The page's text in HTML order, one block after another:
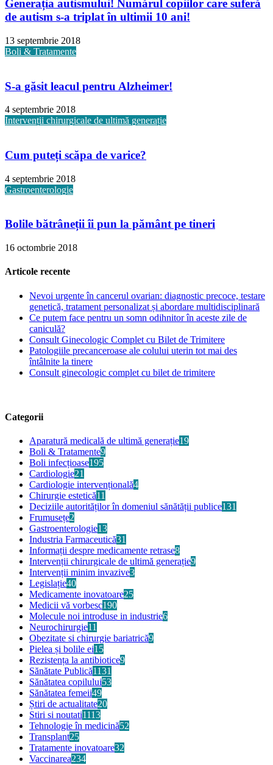
Generația autismului! Numărul copiilor care suferă
de autism s-a triplat în ultimii 10 ani!
13 septembrie 2018
Boli & Tratamente
S-a găsit leacul pentru Alzheimer!
4 septembrie 2018
Intervenții chirurgicale de ultimă generație
Cum puteți scăpa de varice?
4 septembrie 2018
Gastroenterologie
Bolile bătrâneții îi pun la pământ pe tineri
16 octombrie 2018
Articole recente
Nevoi urgente în cancerul ovarian: diagnostic precoce, testare
genetică, tratament personalizat și abordare multidisciplinară
Ce putem face pentru un somn odihnitor în aceste zile de
caniculă?
Consult Ginecologic Complet cu Bilet de Trimitere
Patologiile precanceroase ale colului uterin tot mai des
întâlnite la tinere
Consult ginecologic complet cu bilet de trimitere
Categorii
Aparatură medicală de ultimă generație19
Boli & Tratamente9
Boli infecțioase195
Cardiologie21
Cardiologie intervențională4
Chirurgie estetică11
Deciziile autorităților în domeniul sănătății publice131
Frumusețe2
Gastroenterologie13
Industria Farmaceutică31
Informații despre medicamente retrase8
Intervenții chirurgicale de ultimă generație9
Intervenții minim invazive3
Legislație40
Medicamente inovatoare25
Medicii vă vorbesc190
Molecule noi introduse in industrie6
Neurochirurgie11
Obezitate si chirurgie bariatrică9
Pielea și bolile ei15
Rezistența la antibiotice9
Sănătate Publică1131
Sănătatea copilului53
Sănătatea femeii49
Știri de actualitate20
Stiri si noutati1113
Tehnologie în medicină52
Transplant25
Tratamente inovatoare32
Vaccinarea234